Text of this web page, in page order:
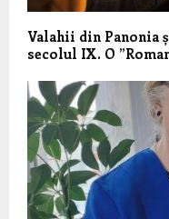
Valahii din Panonia
secolul IX. O